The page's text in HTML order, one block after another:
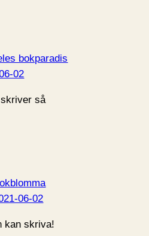
bokparadis
02
skriver så
06-02
kan skriva!